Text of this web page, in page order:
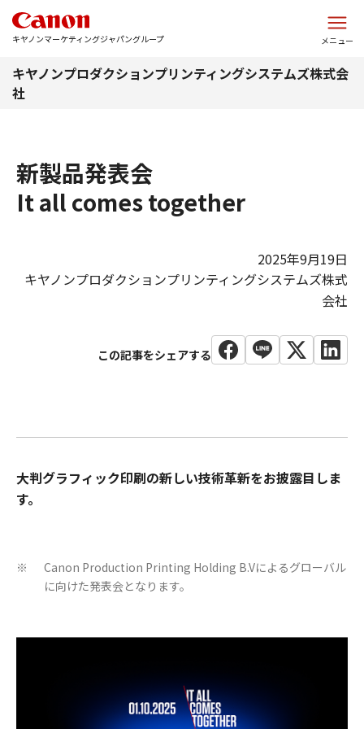
キヤノンマーケティングジャパングループ メニュー
キヤノンプロダクションプリンティングシステムズ株式会
社
新製品発表会
It all comes together
2025年9月19日
キヤノンプロダクションプリンティングシステムズ株式
会社
大判グラフィック印刷の新しい技術革新をお披露目しま
す。
※
Canon Production Printing Holding B.Vによるグローバル
に向けた発表会となります。